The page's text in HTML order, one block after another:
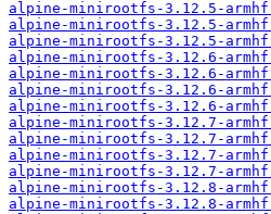
alpine-minirootfs-3.12.5-
alpine-minirootfs-3.12.5-
alpine-minirootfs-3.12.5-
alpine-minirootfs-3.12.6-
alpine-minirootfs-3.12.6-
alpine-minirootfs-3.12.6-
alpine-minirootfs-3.12.6-
alpine-minirootfs-3.12.7-
alpine-minirootfs-3.12.7-
alpine-minirootfs-3.12.7-
alpine-minirootfs-3.12.7-
alpine-minirootfs-3.12.8-
alpine-minirootfs-3.12.8-